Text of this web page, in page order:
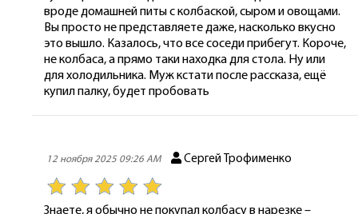
вроде домашней питы с колбаской, сыром и овощами.
Вы просто не представляете даже, насколько вкусно
это вышло. Казалось, что все соседи прибегут. Короче,
не колбаса, а прямо таки находка для стола. Ну или
для холодильника. Муж кстати после рассказа, ещё
купил палку, будет пробовать
12 ноября 2025 09:26 AM Сергей Трофименко
Знаете, я обычно не покупал колбасу в нарезке –